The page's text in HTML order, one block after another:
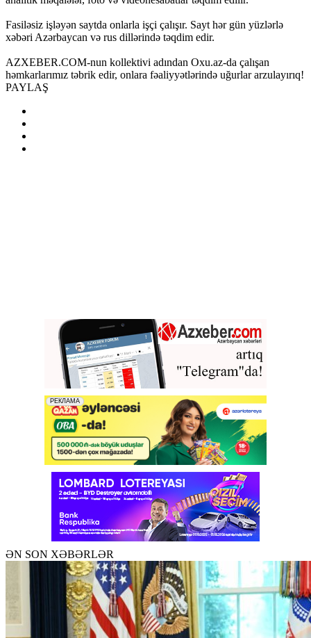
Fasiləsiz işləyən saytda onlarla işçi çalışır. Sayt hər gün yüzlərlə
xəbəri Azərbaycan və rus dillərində təqdim edir.
AZXEBER.COM-nun kollektivi adından Oxu.az-da çalışan
həmkarlarımız təbrik edir, onlara fəaliyyətlərində uğurlar arzulayırıq!
PAYLAŞ
ƏN SON XƏBƏRLƏR